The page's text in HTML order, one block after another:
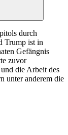
durch
Trump ist in
Gefängnis
zuvor
die Arbeit des
unter anderem die